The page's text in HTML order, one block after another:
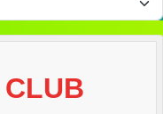
CLUB